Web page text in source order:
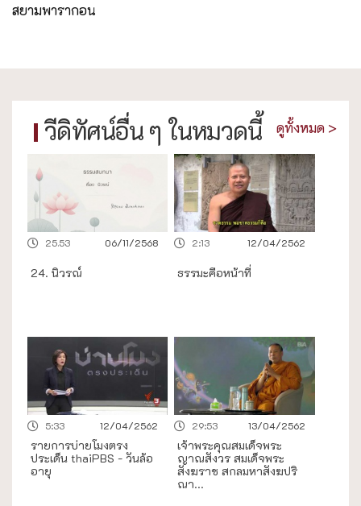
สยามพารากอน
วีดิทัศน์อื่น ๆ ในหมวดนี้
06/11/2568
25.53
24. นิวรณ์
12/04/2562
2:13
ธรรมะคือหน้าที่
12/04/2562
5:33
รายการบ่ายโมงตรง
ประเด็น thaiPBS - วันล้อ
อายุ
13/04/2562
29:53
เจ้าพระคุณสมเด็จพระ
ญาณสังวร สมเด็จพระ
สังฆราช สกลมหาสังฆปริ
ณา...
ดูทั้งหมด >